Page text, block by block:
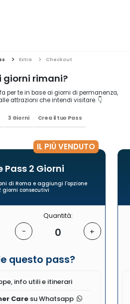
Extra Checkout
giorni rimani?
per te in base ai giorni di permanenza,
attrazioni che intendi visitare. 👇
3 Giorni Crea il tuo Pass
IL PIÙ VENDUTO
Pass 2 Giorni
di Roma e aggiungi l'opzione
giorni consecutivi
Quantità:
- 0 +
questo pass?
info utili e itinerari
Care su Whatsapp